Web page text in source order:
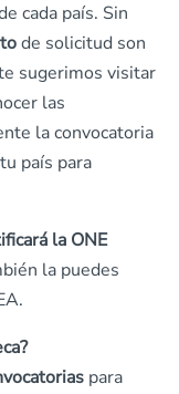
cada país. Sin
de solicitud son
sugerimos visitar
las
la convocatoria
país para
la ONE
la puedes
para